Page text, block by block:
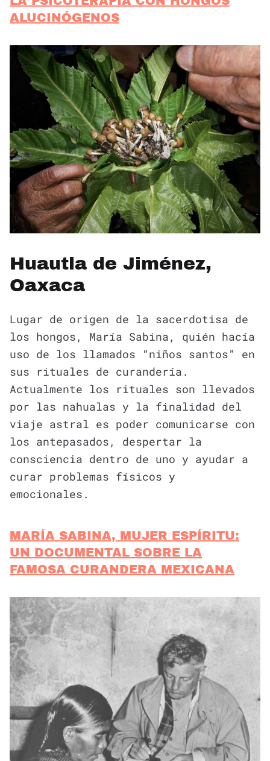
ALUCINÓGENOS
Huautla de Jiménez,
Oaxaca
Lugar de origen de la sacerdotisa de
los hongos, María Sabina, quién hacía
uso de los llamados “niños santos” en
sus rituales de curandería.
Actualmente los rituales son llevados
por las nahualas y la finalidad del
viaje astral es poder comunicarse con
los antepasados, despertar la
consciencia dentro de uno y ayudar a
curar problemas físicos y
emocionales.
MARÍA SABINA, MUJER ESPÍRITU:
UN DOCUMENTAL SOBRE LA
FAMOSA CURANDERA MEXICANA